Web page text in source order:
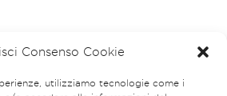
Consenso Cookie
utilizziamo tecnologie come i